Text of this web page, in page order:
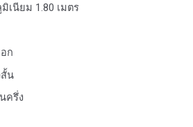
เนียม 1.80 เมตร
ก
น
ครึ่ง